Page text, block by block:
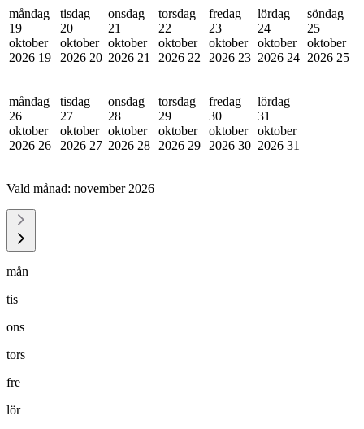
måndag
19
oktober
2026 19
tisdag
20
oktober
2026 20
onsdag
21
oktober
2026 21
torsdag
22
oktober
2026 22
fredag
23
oktober
2026 23
lördag
24
oktober
2026 24
söndag
25
oktober
2026 25
måndag
26
oktober
2026 26
tisdag
27
oktober
2026 27
onsdag
28
oktober
2026 28
torsdag
29
oktober
2026 29
fredag
30
oktober
2026 30
lördag
31
oktober
2026 31
Vald månad: november 2026
mån
tis
ons
tors
fre
lör